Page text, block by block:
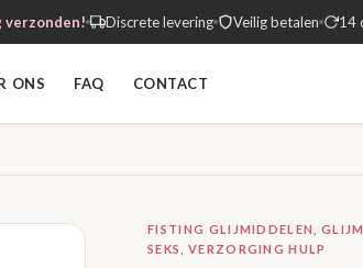
verzonden! Discrete levering Veilig betalen 14
ONS FAQ CONTACT
FISTING GLIJMIDDELEN,
SEKS, VERZORGING HULP